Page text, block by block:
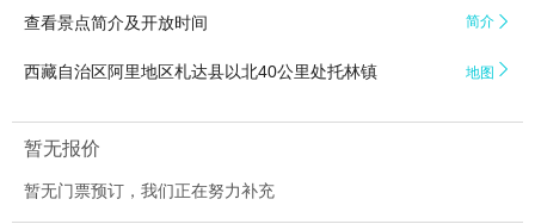
查看景点简介及开放时间 简介 
西藏自治区阿里地区札达县以北40公里处托林镇 地图 
暂无报价
暂无门票预订，我们正在努力补充